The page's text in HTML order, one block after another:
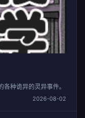
种诡异的灵异事件。
2026-08-02